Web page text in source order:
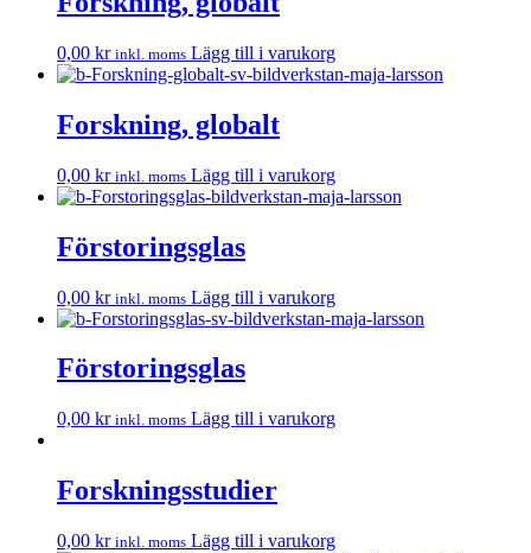
0,00 kr inkl. moms Lägg till i varukorg
Forskning, globalt
0,00 kr inkl. moms Lägg till i varukorg
Förstoringsglas
0,00 kr inkl. moms Lägg till i varukorg
Förstoringsglas
0,00 kr inkl. moms Lägg till i varukorg
Forskningsstudier
0,00 kr inkl. moms Lägg till i varukorg